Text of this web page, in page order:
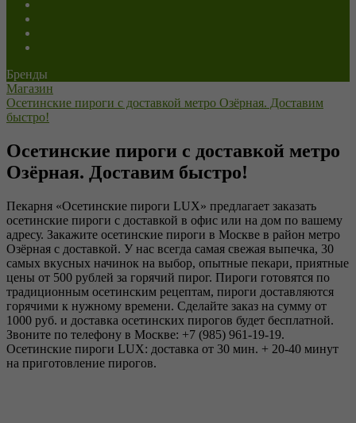
Бренды
Магазин
Осетинские пироги с доставкой метро Озёрная. Доставим
быстро!
Осетинские пироги с доставкой метро
Озёрная. Доставим быстро!
Пекарня «Осетинские пироги LUX» предлагает заказать
осетинские пироги с доставкой в офис или на дом по вашему
адресу. Закажите осетинские пироги в Москве в район метро
Озёрная с доставкой. У нас всегда самая свежая выпечка, 30
самых вкусных начинок на выбор, опытные пекари, приятные
цены от 500 рублей за горячий пирог. Пироги готовятся по
традиционным осетинским рецептам, пироги доставляются
горячими к нужному времени. Сделайте заказ на сумму от
1000 руб. и доставка осетинских пирогов будет бесплатной.
Звоните по телефону в Москве: +7 (985) 961-19-19.
Осетинские пироги LUX: доставка от 30 мин. + 20-40 минут
на приготовление пирогов.